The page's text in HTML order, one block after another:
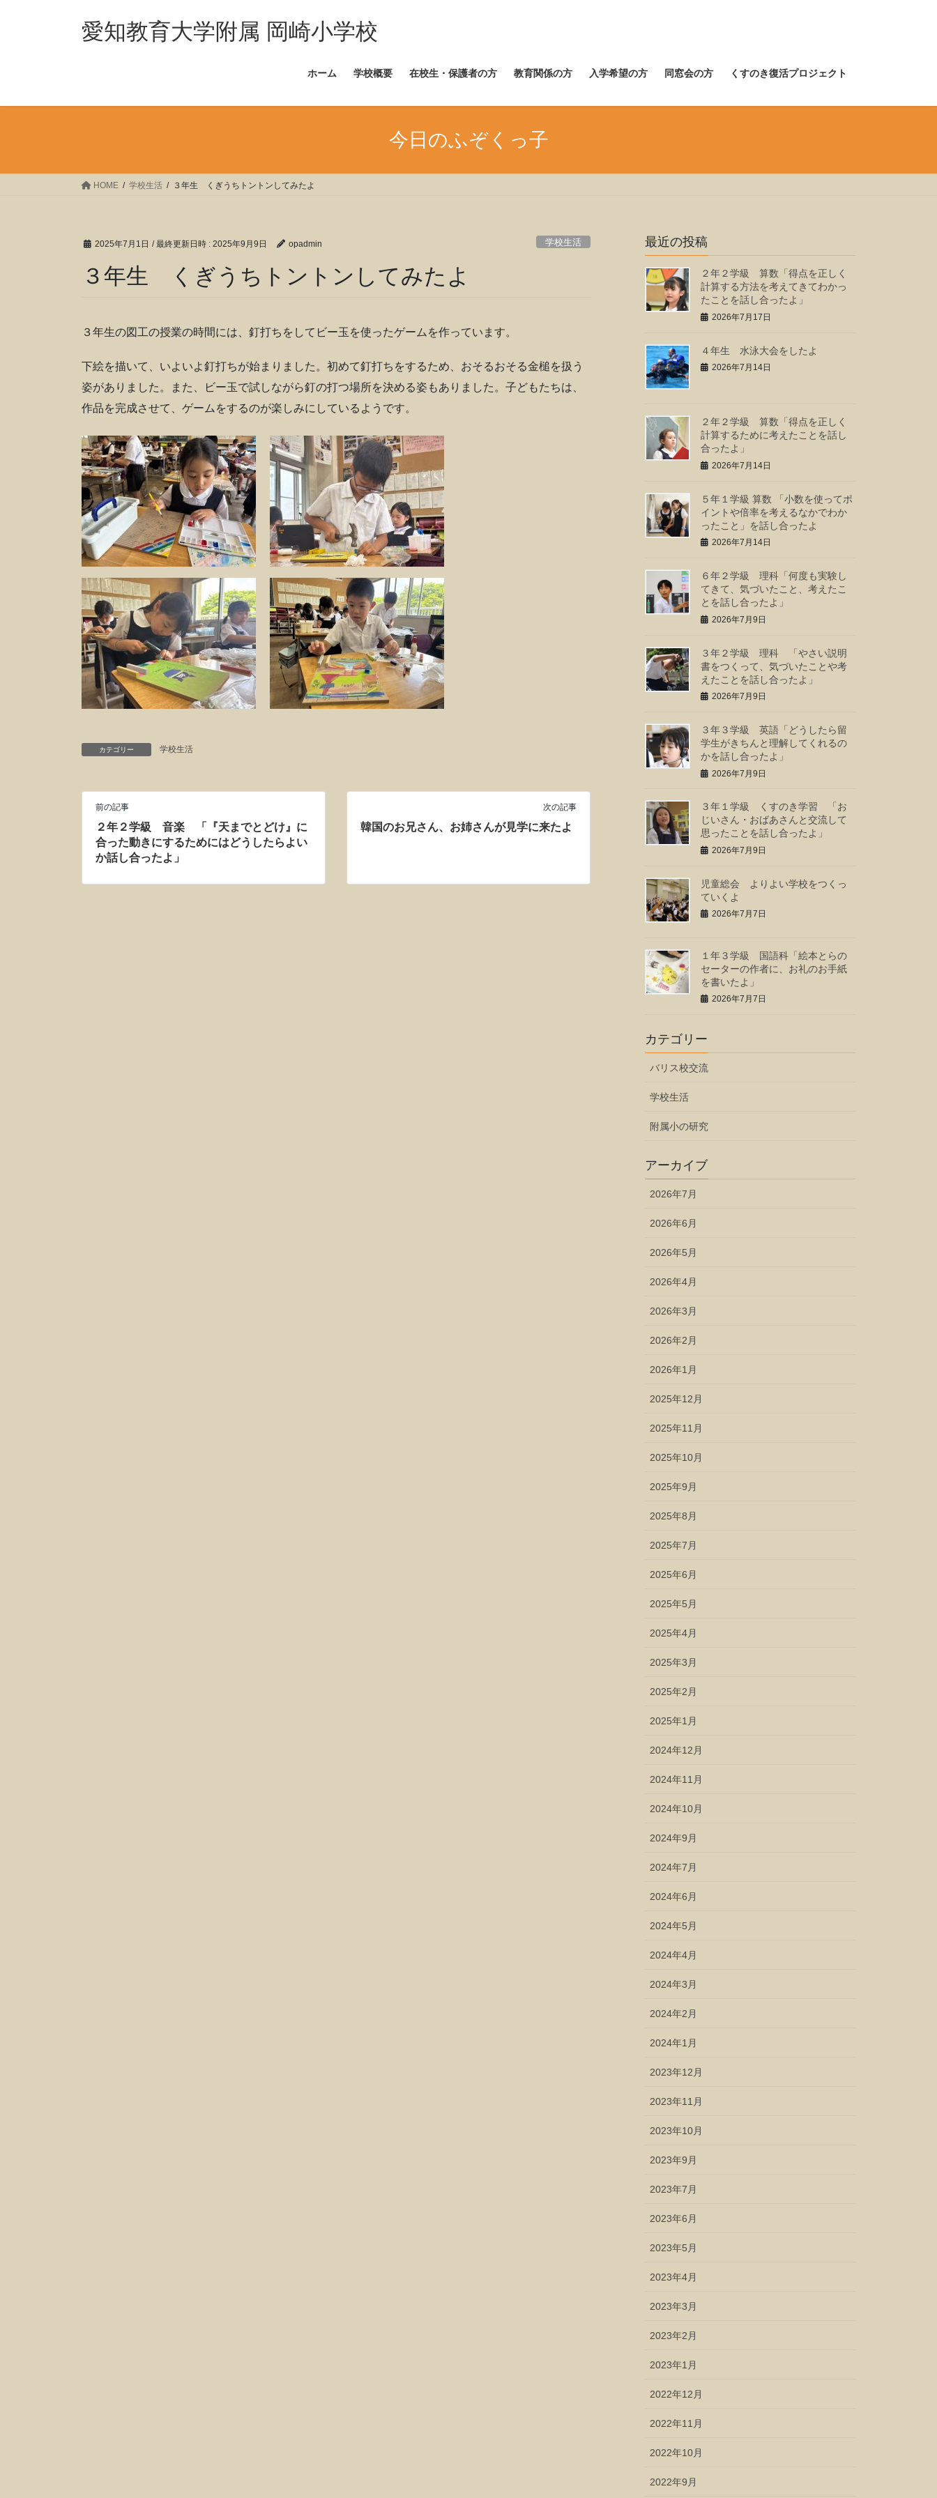
ス
ン
愛知教育大学附属 岡崎小学校
ホーム 学校概要 在校生・保護者の方 教育関係の方 入学希望の方 同窓会の方 くすのき復活プロジェクト
今日のふぞくっ子
HOME 学校生活 ３年生 くぎうちトントンしてみたよ
2025年7月1日 / 最終更新日時 : 2025年9月9日 opadmin 学校生活
３年生 くぎうちトントンしてみたよ
３年生の図工の授業の時間には、釘打ちをしてビー玉を使ったゲームを作っています。
下絵を描いて、いよいよ釘打ちが始まりました。初めて釘打ちをするため、おそるおそる金槌を扱う
姿がありました。また、ビー玉で試しながら釘の打つ場所を決める姿もありました。子どもたちは、
作品を完成させて、ゲームをするのが楽しみにしているようです。
カテゴリー 学校生活
前の記事
２年２学級 音楽 「『天までとどけ』に
合った動きにするためにはどうしたらよい
か話し合ったよ」
次の記事
韓国のお兄さん、お姉さんが見学に来たよ
最近の投稿
２年２学級 算数「得点を正しく
計算する方法を考えてきてわかっ
たことを話し合ったよ」
2026年7月17日
４年生 水泳大会をしたよ
2026年7月14日
２年２学級 算数「得点を正しく
計算するために考えたことを話し
合ったよ」
2026年7月14日
５年１学級 算数 「小数を使ってポ
イントや倍率を考えるなかでわか
ったこと」を話し合ったよ
2026年7月14日
６年２学級 理科「何度も実験し
てきて、気づいたこと、考えたこ
とを話し合ったよ」
2026年7月9日
３年２学級 理科 「やさい説明
書をつくって、気づいたことや考
えたことを話し合ったよ」
2026年7月9日
３年３学級 英語「どうしたら留
学生がきちんと理解してくれるの
かを話し合ったよ」
2026年7月9日
３年１学級 くすのき学習 「お
じいさん・おばあさんと交流して
思ったことを話し合ったよ」
2026年7月9日
児童総会 よりよい学校をつくっ
ていくよ
2026年7月7日
１年３学級 国語科「絵本とらの
セーターの作者に、お礼のお手紙
を書いたよ」
2026年7月7日
カテゴリー
バリス校交流
学校生活
附属小の研究
アーカイブ
2026年7月
2026年6月
2026年5月
2026年4月
2026年3月
2026年2月
2026年1月
2025年12月
2025年11月
2025年10月
2025年9月
2025年8月
2025年7月
2025年6月
2025年5月
2025年4月
2025年3月
2025年2月
2025年1月
2024年12月
2024年11月
2024年10月
2024年9月
2024年7月
2024年6月
2024年5月
2024年4月
2024年3月
2024年2月
2024年1月
2023年12月
2023年11月
2023年10月
2023年9月
2023年7月
2023年6月
2023年5月
2023年4月
2023年3月
2023年2月
2023年1月
2022年12月
2022年11月
2022年10月
2022年9月